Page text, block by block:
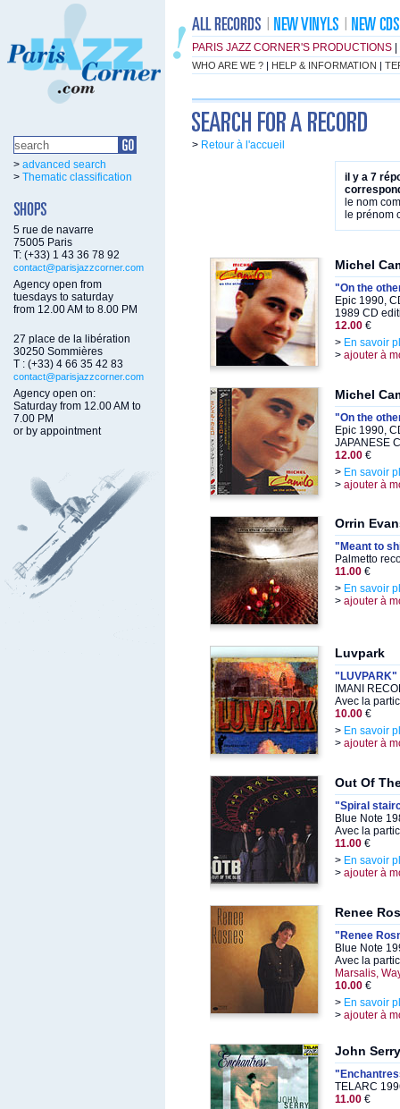
PARIS JAZZ CORNER'S PRODUCTIONS
WHO ARE WE ? | HELP & INFORMATION |
> advanced search
> Thematic classification
5 rue de navarre
75005 Paris
T: (+33) 1 43 36 78 92
contact@parisjazzcorner.com
Agency open from
tuesdays to saturday
from 12.00 AM to 8.00 PM
27 place de la libération
30250 Sommières
T : (+33) 4 66 35 42 83
contact@parisjazzcorner.com
Agency open on:
Saturday from 12.00 AM to
7.00 PM
or by appointment
> Retour à l'accueil
il y a 7
le nom
le prénom
Michel
"On the
Epic 1990,
1989 CD
12.00 €
> En savoir
> ajouter à
Michel
"On the
Epic 1990,
JAPANESE
12.00 €
> En savoir
> ajouter à
Orrin
"Meant to
Palmetto
11.00 €
> En savoir
> ajouter à
Luvpark
"LUVPARK"
IMANI
Avec la
10.00 €
> En savoir
> ajouter à
Out Of
"Spiral
Blue Note
Avec la
11.00 €
> En savoir
> ajouter à
Renee
"Renee
Blue Note
Avec la
Marsalis,
10.00 €
> En savoir
> ajouter à
John Serry
TELARC
11.00 €